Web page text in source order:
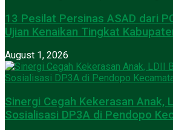
13 Pesilat Persinas ASAD dari
Ujian Kenaikan Tingkat
August 1, 2026
Sinergi Cegah Kekerasan Anak,
Sosialisasi DP3A di Pendopo